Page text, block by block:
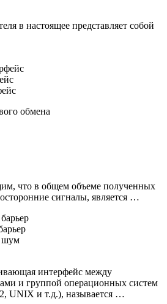
в настоящее представляет собой
обмена
что в общем объеме полученных
сигналы, является …
шум
интерфейс между
и группой операционных систем
UNIX и т.д.), называется …